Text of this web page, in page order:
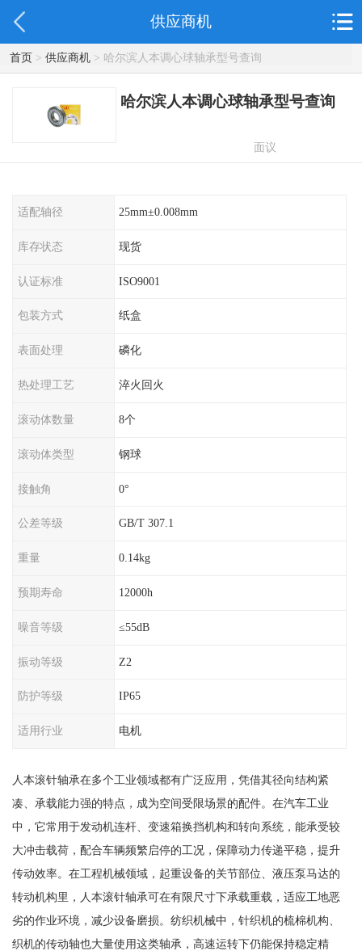
供应商机
首页> 供应商机> 哈尔滨人本调心球轴承型号查询
哈尔滨人本调心球轴承型号查询
面议
适配轴径 25mm±0.008mm
库存状态 现货
认证标准 ISO9001
包装方式 纸盒
表面处理 磷化
热处理工艺 淬火回火
滚动体数量 8个
滚动体类型 钢球
接触角 0°
公差等级 GB/T 307.1
重量 0.14kg
预期寿命 12000h
噪音等级 ≤55dB
振动等级 Z2
防护等级 IP65
适用行业 电机
人本滚针轴承在多个工业领域都有广泛应用，凭借其径向结构紧
凑、承载能力强的特点，成为空间受限场景的配件。在汽车工业
中，它常用于发动机连杆、变速箱换挡机构和转向系统，能承受较
大冲击载荷，配合车辆频繁启停的工况，保障动力传递平稳，提升
传动效率。在工程机械领域，起重设备的关节部位、液压泵马达的
转动机构里，人本滚针轴承可在有限尺寸下承载重载，适应工地恶
劣的作业环境，减少设备磨损。纺织机械中，针织机的梳棉机构、
织机的传动轴也大量使用这类轴承，高速运转下仍能保持稳定精